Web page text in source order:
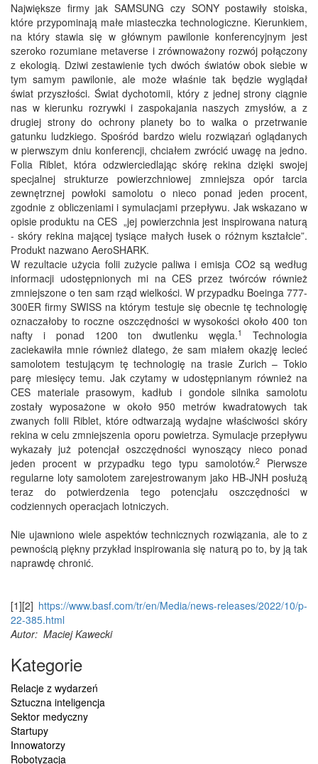
Największe firmy jak SAMSUNG czy SONY postawiły stoiska,
które przypominają małe miasteczka technologiczne. Kierunkiem,
na który stawia się w głównym pawilonie konferencyjnym jest
szeroko rozumiane metaverse i zrównoważony rozwój połączony
z ekologią. Dziwi zestawienie tych dwóch światów obok siebie w
tym samym pawilonie, ale może właśnie tak będzie wyglądał
świat przyszłości. Świat dychotomii, który z jednej strony ciągnie
nas w kierunku rozrywki i zaspokajania naszych zmysłów, a z
drugiej strony do ochrony planety bo to walka o przetrwanie
gatunku ludzkiego. Spośród bardzo wielu rozwiązań oglądanych
w pierwszym dniu konferencji, chciałem zwrócić uwagę na jedno.
Folia Riblet, która odzwierciedlając skórę rekina dzięki swojej
specjalnej strukturze powierzchniowej zmniejsza opór tarcia
zewnętrznej powłoki samolotu o nieco ponad jeden procent,
zgodnie z obliczeniami i symulacjami przepływu. Jak wskazano w
opisie produktu na CES „jej powierzchnia jest inspirowana naturą
- skóry rekina mającej tysiące małych łusek o różnym kształcie”.
Produkt nazwano AeroSHARK.
W rezultacie użycia folii zużycie paliwa i emisja CO2 są według
informacji udostępnionych mi na CES przez twórców również
zmniejszone o ten sam rząd wielkości. W przypadku Boeinga 777-
300ER firmy SWISS na którym testuje się obecnie tę technologię
oznaczałoby to roczne oszczędności w wysokości około 400 ton
nafty i ponad 1200 ton dwutlenku węgla.1
Technologia
zaciekawiła mnie również dlatego, że sam miałem okazję lecieć
samolotem testującym tę technologię na trasie Zurich – Tokio
parę miesięcy temu. Jak czytamy w udostępnianym również na
CES materiale prasowym, kadłub i gondole silnika samolotu
zostały wyposażone w około 950 metrów kwadratowych tak
zwanych folii Riblet, które odtwarzają wydajne właściwości skóry
rekina w celu zmniejszenia oporu powietrza. Symulacje przepływu
wykazały już potencjał oszczędności wynoszący nieco ponad
jeden procent w przypadku tego typu samolotów.2
Pierwsze
regularne loty samolotem zarejestrowanym jako HB-JNH posłużą
teraz do potwierdzenia tego potencjału oszczędności w
codziennych operacjach lotniczych.
Nie ujawniono wiele aspektów technicznych rozwiązania, ale to z
pewnością piękny przykład inspirowania się naturą po to, by ją tak
naprawdę chronić.
[1][2] https://www.basf.com/tr/en/Media/news-releases/2022/10/p-
22-385.html
Autor: Maciej Kawecki
Kategorie
Relacje z wydarzeń
Sztuczna inteligencja
Sektor medyczny
Startupy
Innowatorzy
Robotyzacja